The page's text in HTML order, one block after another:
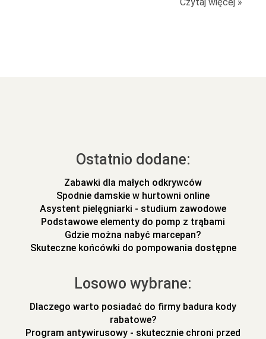
Ostatnio dodane:
Zabawki dla małych odkrywców
Spodnie damskie w hurtowni online
Asystent pielęgniarki - studium zawodowe
Podstawowe elementy do pomp z trąbami
Gdzie można nabyć marcepan?
Skuteczne końcówki do pompowania dostępne
Losowo wybrane:
Dlaczego warto posiadać do firmy badura kody
rabatowe?
Program antywirusowy - skutecznie chroni przed